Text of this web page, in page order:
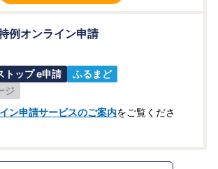
例オンライン申請
トップ e申請
ふるまど
ジ
ン申請サービスのご案内をご覧くださ